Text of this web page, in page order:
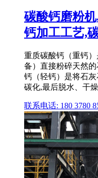
碳酸钙磨粉
钙加工工艺,
重质碳酸钙（重钙
备）直接粉碎天然
钙（轻钙）是将石
碳化,最后脱水、干
联系电话: 180 3780